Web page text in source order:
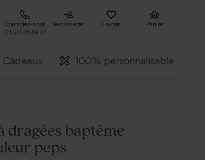
Contactez-nous
03 20 23 49 77
Se connecter Favoris Panier
Cadeaux 100% personnalisable
dragées baptême
peps